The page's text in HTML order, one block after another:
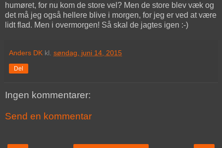
humøret, for nu kom de store vel? Men de store blev væk og
det må jeg også hellere blive i morgen, for jeg er ved at være
lidt flad. Men i overmorgen! Så skal de jagtes igen :-)
Anders DK kl. søndag, juni 14, 2015
Del
Ingen kommentarer:
Send en kommentar